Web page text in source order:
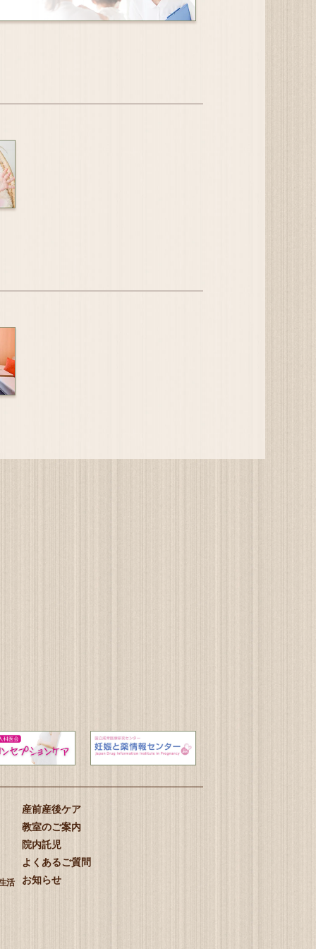
活
産前産後ケア
教室のご案内
院内託児
よくあるご質問
お知らせ